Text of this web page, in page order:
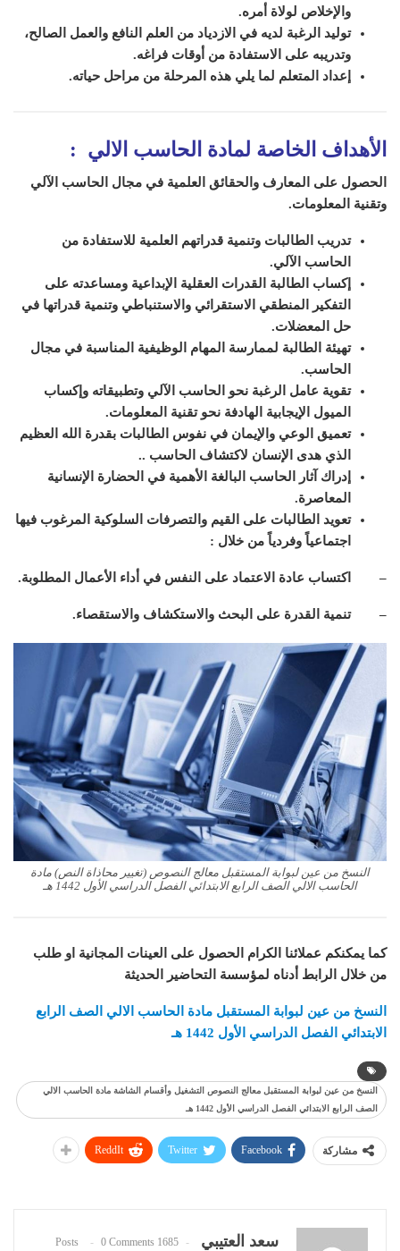
والإخلاص لولاة أمره.
توليد الرغبة لديه في الازدياد من العلم النافع والعمل الصالح،
وتدريبه على الاستفادة من أوقات فراغه.
إعداد المتعلم لما يلي هذه المرحلة من مراحل حياته.
الأهداف الخاصة لمادة الحاسب الالي :
الحصول على المعارف والحقائق العلمية في مجال الحاسب الآلي
وتقنية المعلومات.
تدريب الطالبات وتنمية قدراتهم العلمية للاستفادة من
الحاسب الآلي.
إكساب الطالبة القدرات العقلية الإبداعية ومساعدته على
التفكير المنطقي الاستقرائي والاستنباطي وتنمية قدراتها في
حل المعضلات.
تهيئة الطالبة لممارسة المهام الوظيفية المناسبة في مجال
الحاسب.
تقوية عامل الرغبة نحو الحاسب الآلي وتطبيقاته وإكساب
الميول الإيجابية الهادفة نحو تقنية المعلومات.
تعميق الوعي والإيمان في نفوس الطالبات بقدرة الله العظيم
الذي هدى الإنسان لاكتشاف الحاسب ..
إدراك آثار الحاسب البالغة الأهمية في الحضارة الإنسانية
المعاصرة.
تعويد الطالبات على القيم والتصرفات السلوكية المرغوب فيها
اجتماعياً وفردياً من خلال :
– اكتساب عادة الاعتماد على النفس في أداء الأعمال المطلوبة.
– تنمية القدرة على البحث والاستكشاف والاستقصاء.
النسخ من عين لبوابة المستقبل معالج النصوص (تغيير محاذاة النص) مادة
الحاسب الالي الصف الرابع الابتدائي الفصل الدراسي الأول 1442 هـ
كما يمكنكم عملائنا الكرام الحصول على العينات المجانية او طلب
من خلال الرابط أدناه لمؤسسة التحاضير الحديثة
النسخ من عين لبوابة المستقبل مادة الحاسب الالي الصف الرابع
الابتدائي الفصل الدراسي الأول 1442 هـ
النسخ من عين لبوابة المستقبل معالج النصوص التشغيل وأقسام الشاشة مادة الحاسب الالي
الصف الرابع الابتدائي الفصل الدراسي الأول 1442 هـ
مشاركة Facebook
Twitter
ReddIt
سعد العتيبي 1685 Posts
0 Comments